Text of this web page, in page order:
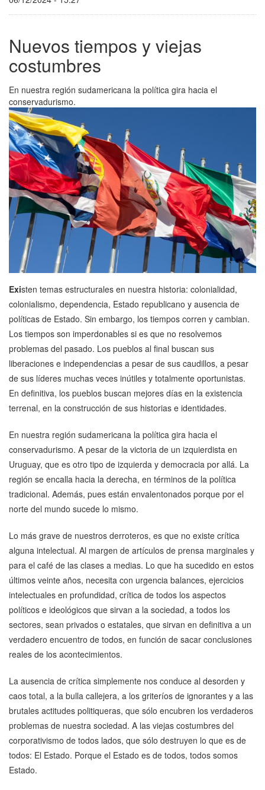
Nuevos tiempos y viejas
costumbres
En nuestra región sudamericana la política gira hacia el
conservadurismo.
Existen temas estructurales en nuestra historia: colonialidad,
colonialismo, dependencia, Estado republicano y ausencia de
políticas de Estado. Sin embargo, los tiempos corren y cambian.
Los tiempos son imperdonables si es que no resolvemos
problemas del pasado. Los pueblos al final buscan sus
liberaciones e independencias a pesar de sus caudillos, a pesar
de sus líderes muchas veces inútiles y totalmente oportunistas.
En definitiva, los pueblos buscan mejores días en la existencia
terrenal, en la construcción de sus historias e identidades.
En nuestra región sudamericana la política gira hacia el
conservadurismo. A pesar de la victoria de un izquierdista en
Uruguay, que es otro tipo de izquierda y democracia por allá. La
región se encalla hacia la derecha, en términos de la política
tradicional. Además, pues están envalentonados porque por el
norte del mundo sucede lo mismo.
Lo más grave de nuestros derroteros, es que no existe crítica
alguna intelectual. Al margen de artículos de prensa marginales y
para el café de las clases a medias. Lo que ha sucedido en estos
últimos veinte años, necesita con urgencia balances, ejercicios
intelectuales en profundidad, crítica de todos los aspectos
políticos e ideológicos que sirvan a la sociedad, a todos los
sectores, sean privados o estatales, que sirvan en definitiva a un
verdadero encuentro de todos, en función de sacar conclusiones
reales de los acontecimientos.
La ausencia de crítica simplemente nos conduce al desorden y
caos total, a la bulla callejera, a los griteríos de ignorantes y a las
brutales actitudes politiqueras, que sólo encubren los verdaderos
problemas de nuestra sociedad. A las viejas costumbres del
corporativismo de todos lados, que sólo destruyen lo que es de
todos: El Estado. Porque el Estado es de todos, todos somos
Estado.